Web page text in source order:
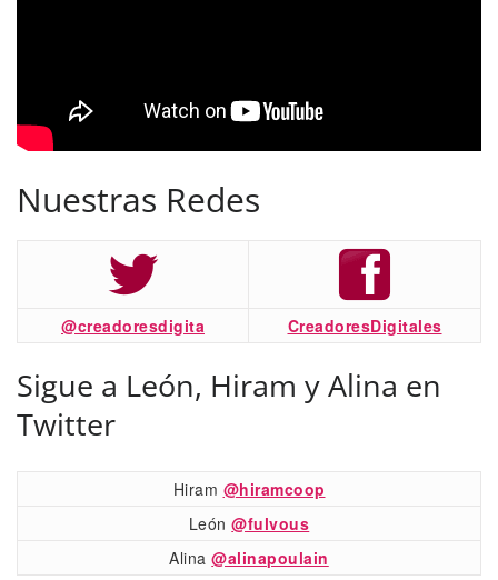
Nuestras Redes
@creadoresdigita CreadoresDigitales
Sigue a León, Hiram y Alina en
Twitter
Hiram @hiramcoop
León@fulvous
Alina@alinapoulain